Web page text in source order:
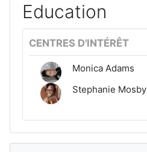
Education
CENTRES D'INTÉRÊT
Monica Adams
Stephanie Mosby